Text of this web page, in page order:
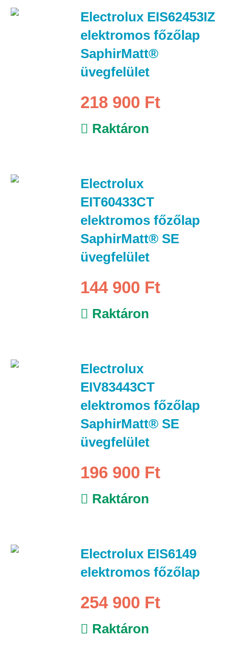
Electrolux EIS62453IZ
elektromos főzőlap
SaphirMatt®
üvegfelület
218 900 Ft
Raktáron
Electrolux
EIT60433CT
elektromos főzőlap
SaphirMatt® SE
üvegfelület
144 900 Ft
Raktáron
Electrolux
EIV83443CT
elektromos főzőlap
SaphirMatt® SE
üvegfelület
196 900 Ft
Raktáron
Electrolux EIS6149
elektromos főzőlap
254 900 Ft
Raktáron